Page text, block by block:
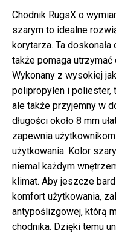
Chodnik RugsX o
szarym to idealne
korytarza. Ta
także pomaga utrzymać
Wykonany z wysokiej
polipropylen i poliester,
ale także przyjemny w
długości około 8 mm
zapewnia
użytkowania. Kolor
niemal każdym
klimat. Aby jeszcze
komfort użytkowania,
antypoślizgowej, którą
chodnika. Dzięki temu